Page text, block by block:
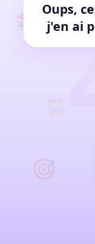
📚
🎯
🧮
Oups,
j'en ai